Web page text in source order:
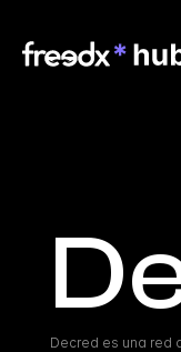
Decred es una red